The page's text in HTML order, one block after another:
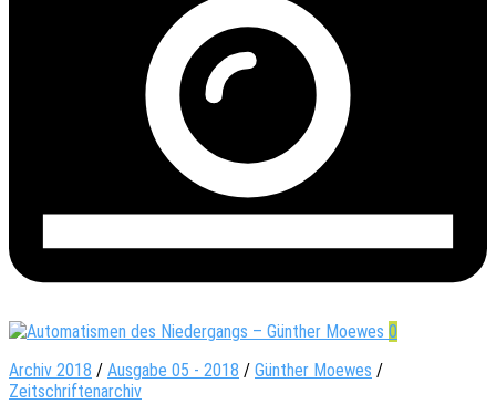
0
Archiv 2018 / Ausgabe 05 - 2018 / Günther Moewes /
Zeitschriftenarchiv